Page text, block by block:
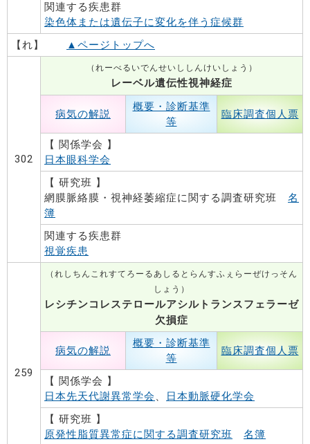
関連する疾患群
染色体または遺伝子に変化を伴う症候群
【れ】
▲ページトップへ
302
（れーべるいでんせいししんけいしょう）
レーベル遺伝性視神経症
病気の解説
概要・診断基準
等
臨床調査個人票
【 関係学会 】
日本眼科学会
【 研究班 】
網膜脈絡膜・視神経萎縮症に関する調査研究班 名
簿
関連する疾患群
視覚疾患
259
（れしちんこれすてろーるあしるとらんすふぇらーぜけっそん
しょう）
レシチンコレステロールアシルトランスフェラーゼ
欠損症
病気の解説
概要・診断基準
等
臨床調査個人票
【 関係学会 】
日本先天代謝異常学会 、
日本動脈硬化学会
【 研究班 】
原発性脂質異常症に関する調査研究班
名簿